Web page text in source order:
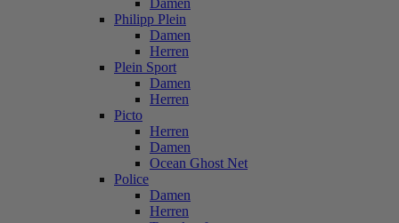
Damen
Philipp Plein
Damen
Herren
Plein Sport
Damen
Herren
Picto
Herren
Damen
Ocean Ghost Net
Police
Damen
Herren